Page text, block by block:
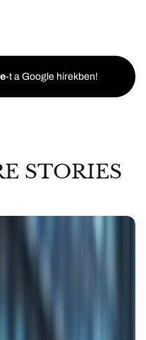
-t a Google hírekben!
STORIES